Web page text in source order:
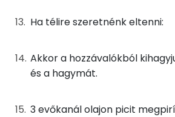
Cink
Kálcium
Vas
Ha télire szeretnénk eltenni:
Akkor a hozzávalókból
és a hagymát.
3 evőkanál olajon picit